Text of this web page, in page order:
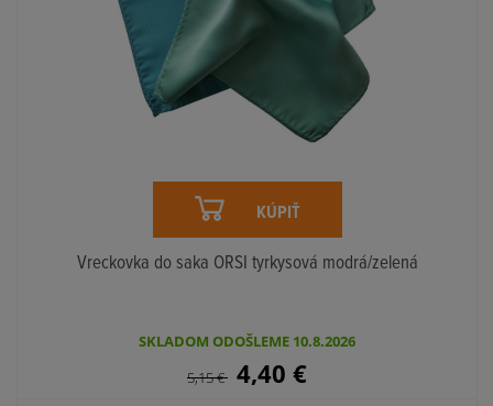
KÚPIŤ
Vreckovka do saka ORSI tyrkysová modrá/zelená
SKLADOM ODOŠLEME 10.8.2026
5,15€ 4,40 €